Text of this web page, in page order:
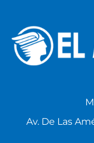
Av. De Las